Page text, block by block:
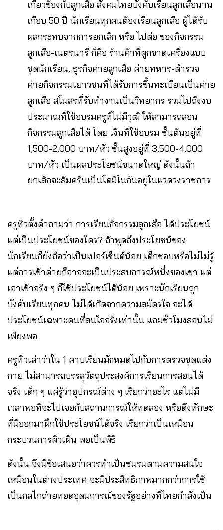
เกี่ยวข้องกับลูกเสือ สังคมไทยบังคับเรียนลูกเสือนาน
เกือบ 50 ปี นักเรียนทุกคนต้องเรียนลูกเสือ ผู้ได้รับ
ผลกระทบจากการยกเลิก หรือ ไปต่อ ของกิจกรรม
ลูกเสือ-เนตรนารี ก็คือ ร้านค้าที่ผูกขาดเครื่องแบบ
ชุดนักเรียน, ธุรกิจค่ายลูกเสือ ค่ายทหาร-ตำรวจ
ค่ายกิจกรรมเยาวชนที่ได้รับการขึ้นทะเบียนเป็นค่าย
ลูกเสือ สโมสรที่รับทำงานเป็นวิทยากร รวมไปถึงงบ
ประมาณที่ใช้อบรมครูที่ไม่มีวุฒิ ให้สามารถสอน
กิจกรรมลูกเสือได้ โดย เงินที่ใช้อบรม ชั้นต้นอยู่ที่
1,500-2,000 บาท/หัว ชั้นสูงอยู่ที่ 3,500-4,000
บาท/หัว เป็นผลประโยชน์ขนาดใหญ่ ดังนั้นถ้า
ยกเลิกจะล้มครืนเป็นโดมิโนกันอยู่ในแวดวงราชการ
ครูทิวตั้งคำถามว่า การเรียนกิจกรรมลูกเสือ ได้ประโยชน์
แต่เป็นประโยชน์ของใคร? ถ้าพูดถึงประโยชน์ของ
นักเรียนก็ยังถือว่าเป็นเปอร์เซ็นต์น้อย เด็กชอบหรือไม่ไม่รู้
แต่การเข้าค่ายก็อาจจะเป็นประสบการณ์หนึ่งของเขา แต่
เอาเข้าจริง ๆ ก็ใช้ประโยชน์ได้น้อย เพราะนักเรียนถูก
บังคับเรียนทุกคน ไม่ได้เกิดจากความสมัครใจ จะได้
ประโยชน์เฉพาะคนที่สนใจจริงเท่านั้น แถมชั่วโมงสอนไม่
เพียงพอ
ครูทิวเล่าว่าใน 1 คาบเรียนมักหมดไปกับการตรวจชุดแต่ง
กาย ไม่สามารถบรรลุวัตถุประสงค์การเรียนการสอนได้
จริง เด็ก ๆ แค่รู้ว่าอุปกรณ์ต่าง ๆ เรียกว่าอะไร แต่ไม่มี
เวลาพอที่จะไปเจอกับสถานการณ์ให้ทดลอง หรือดึงทักษะ
ที่มีออกมาฝึกใช้ประโยชน์ได้จริง เรียกว่าเป็นเหมือน
กระบวนการผิวเผิน พอเป็นพิธี
ดังนั้น จึงมีข้อเสนอว่าควรทำเป็นชมรมตามความสนใจ
เหมือนในต่างประเทศ จะมีประสิทธิภาพมากกว่าการใช้
เป็นกลไกถ่ายทอดอุดมการณ์ของรัฐอย่างที่ไทยกำลังเป็น